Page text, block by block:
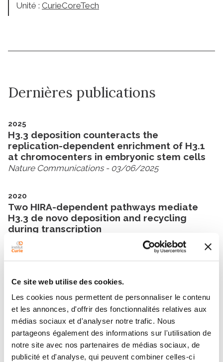
Ce site web utilise des cookies.
Les cookies nous permettent de personnaliser le contenu
et les annonces, d'offrir des fonctionnalités relatives aux
médias sociaux et d'analyser notre trafic. Nous
partageons également des informations sur l'utilisation de
notre site avec nos partenaires de médias sociaux, de
publicité et d'analyse, qui peuvent combiner celles-ci
Unité : CurieCoreTech
Dernières publications
2025
H3.3 deposition counteracts the
replication-dependent enrichment of H3.1
at chromocenters in embryonic stem cells
Nature Communications- 03/06/2025
2020
Two HIRA-dependent pathways mediate
H3.3 de novo deposition and recycling
during transcription
Nature Structural & Molecular Biology - 01/11/2020
Contacter PATRICIA LE
BACCON